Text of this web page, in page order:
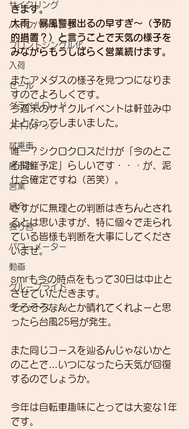
サイクリング
バイクパッキング
フロントシングル化
入荷
セール
グラベルロード
スキルアップ
試乗車
展示会
営業
紹介
独り言
パワーメーター
動画
グループライド
ウェットスーツ
きます。
大雨・暴風警報出るの早すぎ～（予防
的措置？）と言うことで天気の様子を
みながらもうしばらく営業続けます。
またアメダスの様子を見つつになりま
すのでよろしくです。
今週末のサイクルイベントは軒並み中
止となってしまいました。
唯一？シクロクロスだけが「今のとこ
ろ開催予定」らしいです・・・が、泥
仕合確定ですね（苦笑）。
さすがに無理との判断はきちんとされ
るとは思いますが、特に個々で走られ
ている皆様も判断を大事にしてくださ
いませ。
smrも今の時点をもって30日は中止と
させていただきます。
そろそろなんとか晴れてくれよーと思
ったら台風25号が発生。
また同じコースを辿るんじゃないかと
のことで…いつになったら天気が回復
するのでしょうか。
今年は自転車趣味にとっては大変な1年
です。